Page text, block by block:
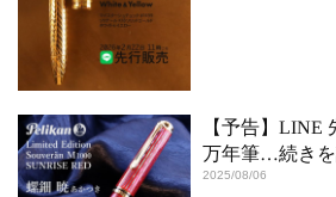
【予告】LINE
万年筆…続き
2025/08/06